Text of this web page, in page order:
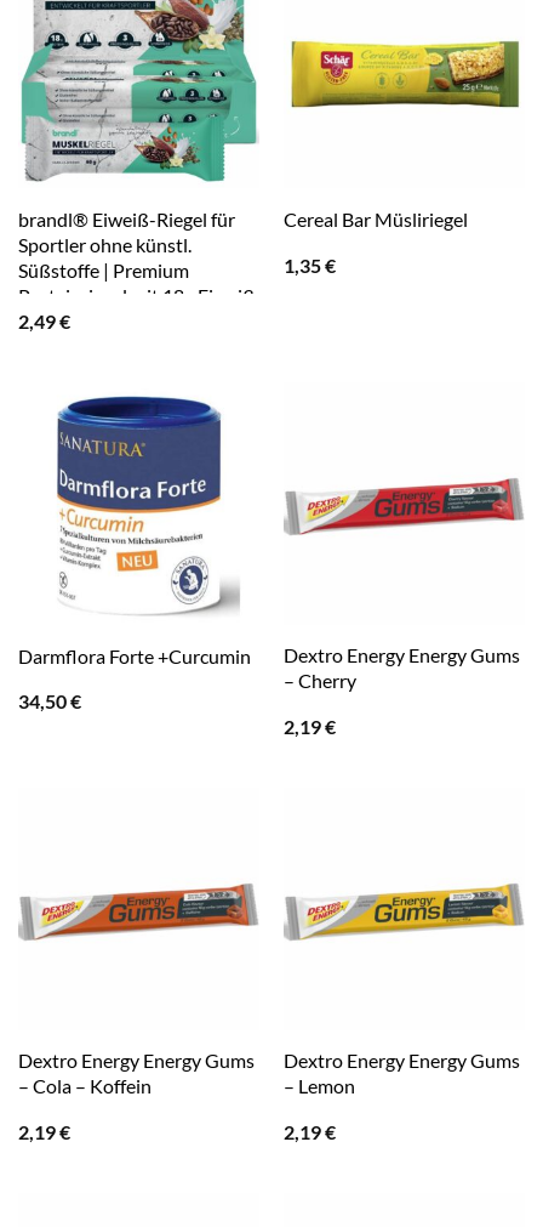
brandl® Eiweiß-Riegel für
Sportler ohne künstl.
Süßstoffe | Premium
Proteinriegel mit 18g Eiweiß
2,49€
Cereal Bar Müsliriegel
1,35€
Darmflora Forte +Curcumin
34,50€
Dextro Energy Energy Gums
– Cherry
2,19€
Dextro Energy Energy Gums
– Cola – Koffein
2,19€
Dextro Energy Energy Gums
– Lemon
2,19€